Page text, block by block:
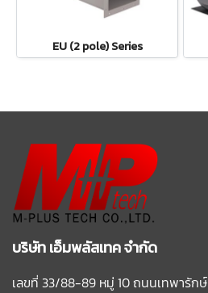
EU (2 pole) Series
บริษัท เอ็มพลัสเทค จำกัด
เลขที่ 33/88-89 หมู่ 10 ถนนเทพารักษ์